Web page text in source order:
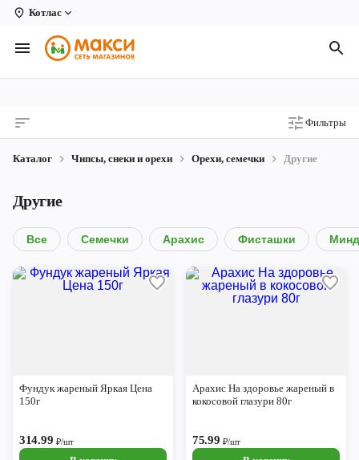
Котлас
Вологда
Архангельск
Киров
Коряжма
Котлас
Новодвинск
Ярославль
Фильтры
Каталог Чипсы, снеки и орехи Орехи, семечки Другие
Другие
Все Семечки Арахис Фисташки
Фундук жареный Яркая Цена
150г
314.99 ₽/шт
Арахис На здоровье жареный в
кокосовой глазури 80г
75.99₽/шт